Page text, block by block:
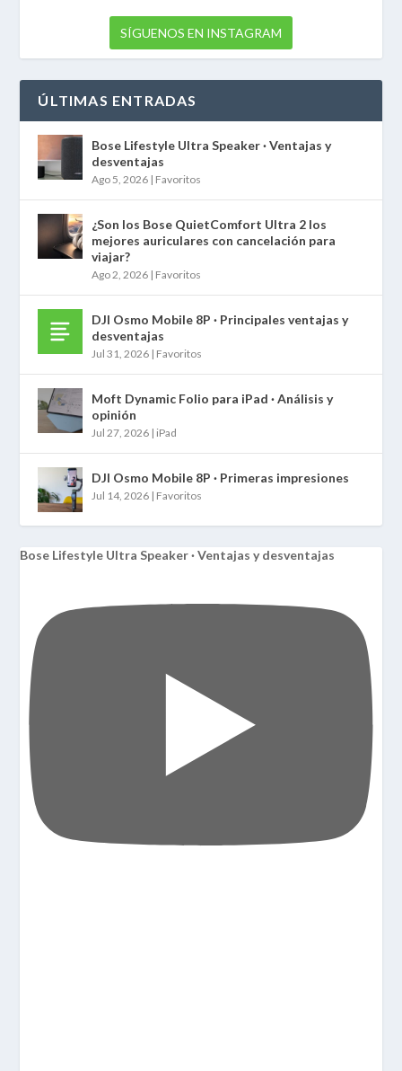
SÍGUENOS EN INSTAGRAM
ÚLTIMAS ENTRADAS
Bose Lifestyle Ultra Speaker · Ventajas y
desventajas
Ago 5, 2026 | Favoritos
¿Son los Bose QuietComfort Ultra 2 los
mejores auriculares con cancelación para
viajar?
Ago 2, 2026 | Favoritos
DJI Osmo Mobile 8P · Principales ventajas y
desventajas
Jul 31, 2026 | Favoritos
Moft Dynamic Folio para iPad · Análisis y
opinión
Jul 27, 2026 | iPad
DJI Osmo Mobile 8P · Primeras impresiones
Jul 14, 2026 | Favoritos
Bose Lifestyle Ultra Speaker · Ventajas y desventajas